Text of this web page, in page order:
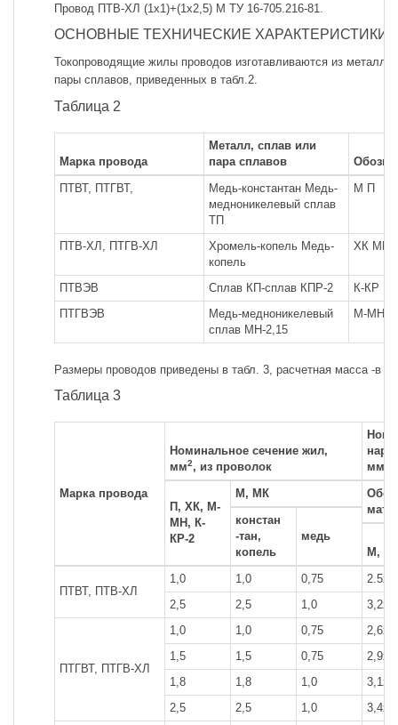
Провод ПТВ-ХЛ (1х1)+(1х2,5) М ТУ 16-705.216-81.
ОСНОВНЫЕ ТЕХНИЧЕСКИЕ ХАРАКТЕРИСТИКИ
Токопроводящие жилы проводов изготавливаются из металла
пары сплавов, приведенных в табл.2.
Таблица 2
Марка провода
Металл, сплав или
пара сплавов
Обозна
ПТВТ, ПТГВТ,
Медь-константан Медь-
медноникелевый сплав
ТП
М П
ПТВ-ХЛ, ПТГВ-ХЛ
Хромель-копель Медь-
копель
ХК МК
ПТВЭВ Сплав КП-сплав КПР-2
К-КР
ПТГВЭВ
Медь-медноникелевый
сплав МН-2,15
М-МН
Размеры проводов приведены в табл. 3, расчетная масса -в
Таблица 3
Марка провода
Номинальное сечение жил,
мм2, из проволок
мм
П, ХК, М-
МН, К-
КР-2
М, МК
констан
-тан,
копель
медь
М,
ПТВТ, ПТВ-ХЛ
1,0 1,0 0,75
2,5
2,5 1,0
ПТГВТ, ПТГВ-ХЛ
1,0 1,0 0,75
1,5
1,5 0,75
1,8
1,8 1,0
2,5
2,5 1,0